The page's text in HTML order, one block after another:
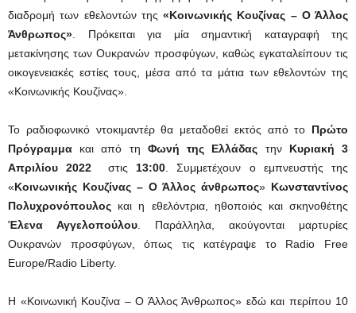
διαδρομή των εθελοντών της «Κοινωνικής Κουζίνας – Ο Άλλος
Άνθρωπος» . Πρόκειται για μία σημαντική καταγραφή της
μετακίνησης των Ουκρανών προσφύγων, καθώς εγκαταλείπουν τις
οικογενειακές εστίες τους, μέσα από τα μάτια των εθελοντών της
«Κοινωνικής Κουζίνας».
Το ραδιοφωνικό ντοκιμαντέρ θα μεταδοθεί εκτός από το Πρώτο
Πρόγραμμα και από τη Φωνή της Ελλάδας την Κυριακή 3
Απριλίου 2022 στις 13:00 . Συμμετέχουν ο εμπνευστής της
«Κοινωνικής Κουζίνας – Ο Άλλος άνθρωπος» Κωνσταντίνος
Πολυχρονόπουλος και η εθελόντρια, ηθοποιός και σκηνοθέτης
Έλενα Αγγελοπούλου . Παράλληλα, ακούγονται μαρτυρίες
Ουκρανών προσφύγων, όπως τις κατέγραψε το Radio Free
Europe/Radio Liberty.
Η «Κοινωνική Κουζίνα – Ο Άλλος Άνθρωπος» εδώ και περίπου 10